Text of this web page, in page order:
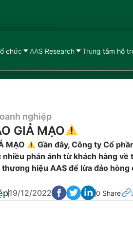
chức AAS Research Trung tâm hỗ
nghiệp
GIẢ MẠO
MẠO
Gần đây, Công ty Cổ
nhiều phản ánh từ khách hàng
hiệu AAS để lừa đảo hòng
19/12/2022 0 Share